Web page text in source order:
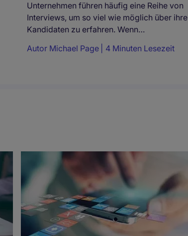
Unternehmen führen häufig eine Reihe von
Interviews, um so viel wie möglich über ihre
Kandidaten zu erfahren. Wenn…
Autor Michael Page 4 Minuten Lesezeit